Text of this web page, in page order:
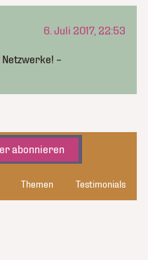
6. Juli 2017, 22:53
Netzwerke! –
abonnieren
Themen Testimonials